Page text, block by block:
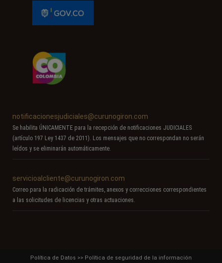
notificacionesjudiciales@curunogiron.com
Se habilita ÚNICAMENTE para la recepción de notificaciones JUDICIALES
(artículo 197 Ley 1437 de 2011). Los mensajes que no correspondan no serán
leídos y se eliminarán automáticamente.
servicioalcliente@curunogiron.com
Correo para la radicación de trámites, anexos y correcciones correspondientes
a las solicitudes de licencias y otras actuaciones.
Política de Datos >> Política de seguridad de la información